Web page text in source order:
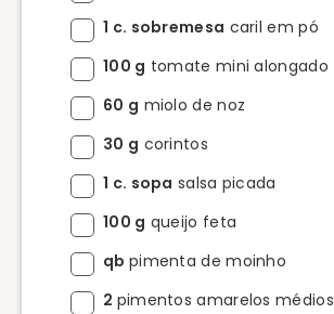
1 c. sobremesa caril em pó
100 g tomate mini alongado
60 g miolo de noz
30 g corintos
1 c. sopa salsa picada
100 g queijo feta
qb pimenta de moinho
2 pimentos amarelos médios